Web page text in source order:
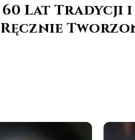
60 Lat Tradycji
Ręcznie